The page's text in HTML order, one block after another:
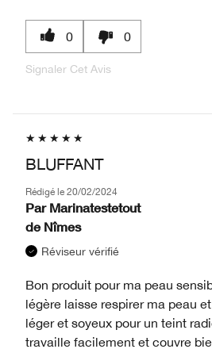
0 0
Signaler Cet Avis
BLUFFANT
Rédigé le 20/02/2024
Par Marinatestetout
de Nîmes
Réviseur vérifié
Bon produit pour ma peau
légère laisse respirer ma peau
léger et soyeux pour un teint
travaille facilement et couvre